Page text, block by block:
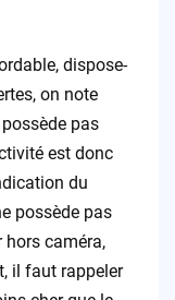
dispose-
on note
pas
est donc
du
possède pas
hors caméra,
il faut rappeler